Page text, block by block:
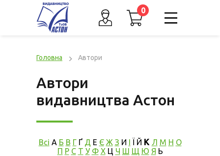
0
Головна Автори
Автори
видавництва Астон
Всі А Б В Г Ґ Д Е Є Ж З И І Ї Й К Л М Н О
П Р С Т У Ф Х Ц Ч Ш Щ Ю Я Ь